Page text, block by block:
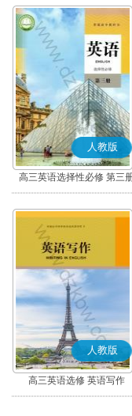
人教版
高三英语选择性必修 第三
人教版
高三英语选修 英语写作